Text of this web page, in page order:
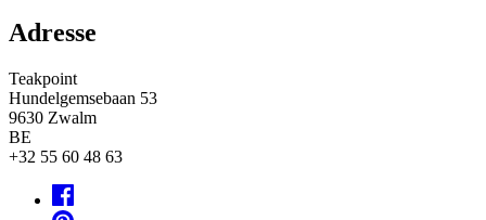
Adresse
Teakpoint
Hundelgemsebaan 53
9630 Zwalm
BE
+32 55 60 48 63